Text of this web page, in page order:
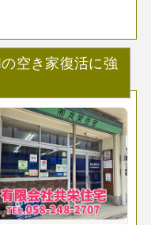
空き家復活に強